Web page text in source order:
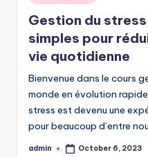
in
Gestion du stress
simples pour
vie quotidienne
Bienvenue dans le cours
monde en évolution
stress est devenu une
pour beaucoup d’entre
Posted
admin October 6, 2023